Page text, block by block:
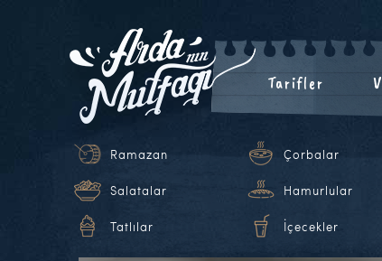
Tarifler
Ramazan Çorbalar
Salatalar Hamurlular
Tatlılar İçecekler